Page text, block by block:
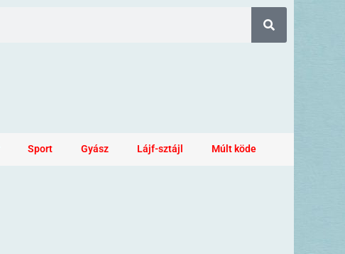
Sport Gyász Lájf-sztájl Múlt köde